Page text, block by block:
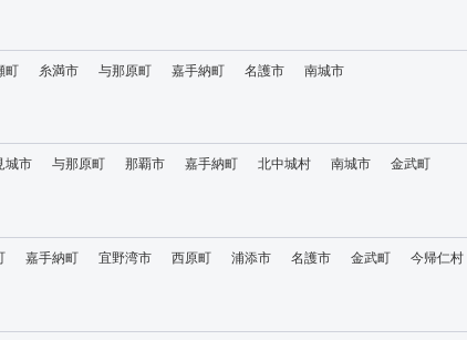
町 糸満市 与那原町 嘉手納町 名護市 南城市
城市 与那原町 那覇市 嘉手納町 北中城村 南城市 金武町
嘉手納町 宜野湾市 西原町 浦添市 名護市 金武町 今帰仁村